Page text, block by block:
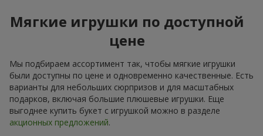
Мягкие игрушки по доступной
цене
Мы подбираем ассортимент так, чтобы мягкие игрушки
были доступны по цене и одновременно качественные. Есть
варианты для небольших сюрпризов и для масштабных
подарков, включая большие плюшевые игрушки. Еще
выгоднее купить букет с игрушкой можно в разделе
акционных предложений.